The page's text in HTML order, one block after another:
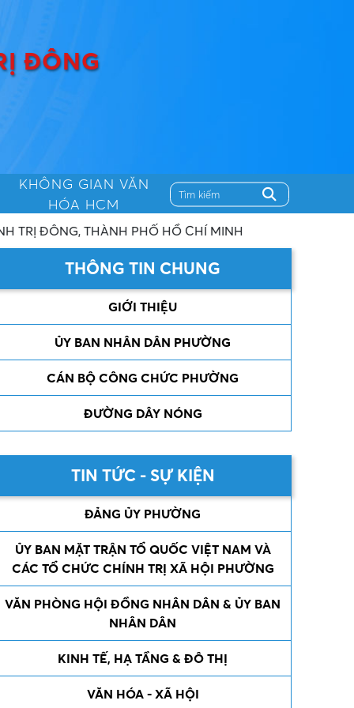
ĐÔNG
KHÔNG GIAN VĂN
HÓA HCM
MINH
THÔNG TIN CHUNG
GIỚI THIỆU
ỦY BAN NHÂN DÂN PHƯỜNG
CÁN BỘ CÔNG CHỨC PHƯỜNG
ĐƯỜNG DÂY NÓNG
TIN TỨC - SỰ KIỆN
ĐẢNG ỦY PHƯỜNG
ỦY BAN MẶT TRẬN TỔ QUỐC VIỆT NAM VÀ
CÁC TỔ CHỨC CHÍNH TRỊ XÃ HỘI PHƯỜNG
VĂN PHÒNG HỘI ĐỒNG NHÂN DÂN & ỦY BAN
NHÂN DÂN
KINH TẾ, HẠ TẦNG & ĐÔ THỊ
VĂN HÓA - XÃ HỘI